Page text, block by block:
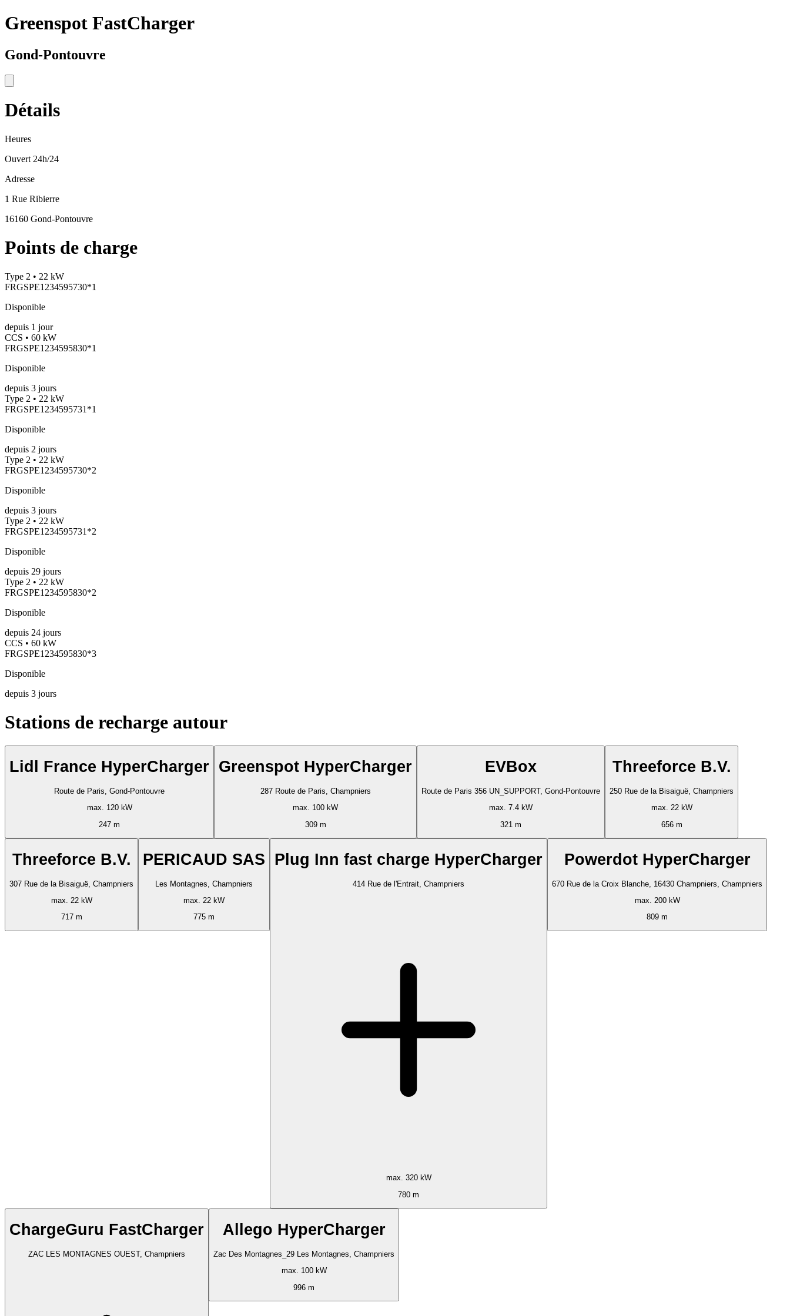
Greenspot FastCharger
Gond-Pontouvre
Détails
Heures
Ouvert 24h/24
Adresse
1 Rue Ribierre
16160 Gond-Pontouvre
Points de charge
Type 2 • 22 kW
FRGSPE1234595730*1
Disponible
depuis 1 jour
CCS • 60 kW
FRGSPE1234595830*1
Disponible
depuis 3 jours
Type 2 • 22 kW
FRGSPE1234595731*1
Disponible
depuis 2 jours
Type 2 • 22 kW
FRGSPE1234595730*2
Disponible
depuis 3 jours
Type 2 • 22 kW
FRGSPE1234595731*2
Disponible
depuis 29 jours
Type 2 • 22 kW
FRGSPE1234595830*2
Disponible
depuis 24 jours
CCS • 60 kW
FRGSPE1234595830*3
Disponible
depuis 3 jours
Stations de recharge autour
Lidl France HyperCharger
Route de Paris, Gond-Pontouvre
max. 120 kW
247 m
Greenspot HyperCharger
287 Route de Paris, Champniers
max. 100 kW
309 m
EVBox
Route de Paris 356 UN_SUPPORT, Gond-Pontouvre
max. 7.4 kW
321 m
Threeforce B.V.
250 Rue de la Bisaiguë, Champniers
max. 22 kW
656 m
Threeforce B.V.
307 Rue de la Bisaiguë, Champniers
max. 22 kW
717 m
PERICAUD SAS
Les Montagnes, Champniers
max. 22 kW
775 m
Plug Inn fast charge HyperCharger
414 Rue de l'Entrait, Champniers
max. 320 kW
780 m
Powerdot HyperCharger
670 Rue de la Croix Blanche, 16430 Champniers, Champniers
max. 200 kW
809 m
ChargeGuru FastCharger
ZAC LES MONTAGNES OUEST, Champniers
Allego HyperCharger
Zac Des Montagnes_29 Les Montagnes, Champniers
max. 100 kW
996 m